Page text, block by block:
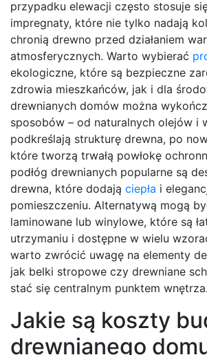
przypadku elewacji często stosuje
impregnaty, które nie tylko nadają
chronią drewno przed działaniem
atmosferycznych. Warto wybierać
ekologiczne, które są bezpieczne
zdrowia mieszkańców, jak i dla
drewnianych domów można
sposobów – od naturalnych olejów i
podkreślają strukturę drewna, po
które tworzą trwałą powłokę
podłóg drewnianych popularne są
drewna, które dodają ciepła i
pomieszczeniu. Alternatywą mogą
laminowane lub winylowe, które są
utrzymaniu i dostępne w wielu
warto zwrócić uwagę na elementy
jak belki stropowe czy drewniane
stać się centralnym punktem wnętrza.
Jakie są koszty
drewnianego